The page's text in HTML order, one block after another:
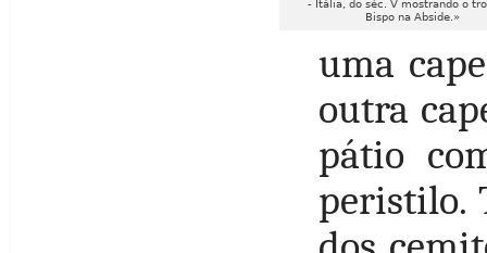
- Itália, do séc. V mostrando o
Bispo na Abside.»
uma
outra
pátio
peristilo.